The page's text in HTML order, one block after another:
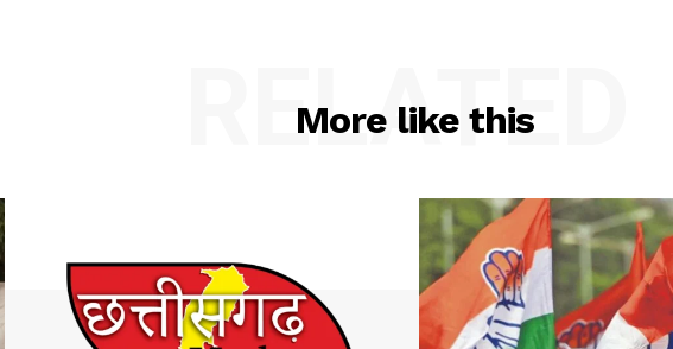
More like this
RELATED